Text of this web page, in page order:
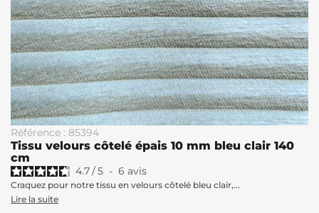
Référence : 85394
Tissu velours côtelé épais 10 mm bleu clair 140
cm
4.7/5 - 6 avis
Craquez pour notre tissu en velours côtelé bleu clair,...
Lire la suite